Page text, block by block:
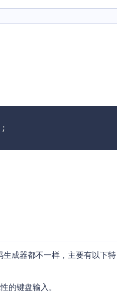
;
成器都不一样，主要有以下特
的键盘输入。